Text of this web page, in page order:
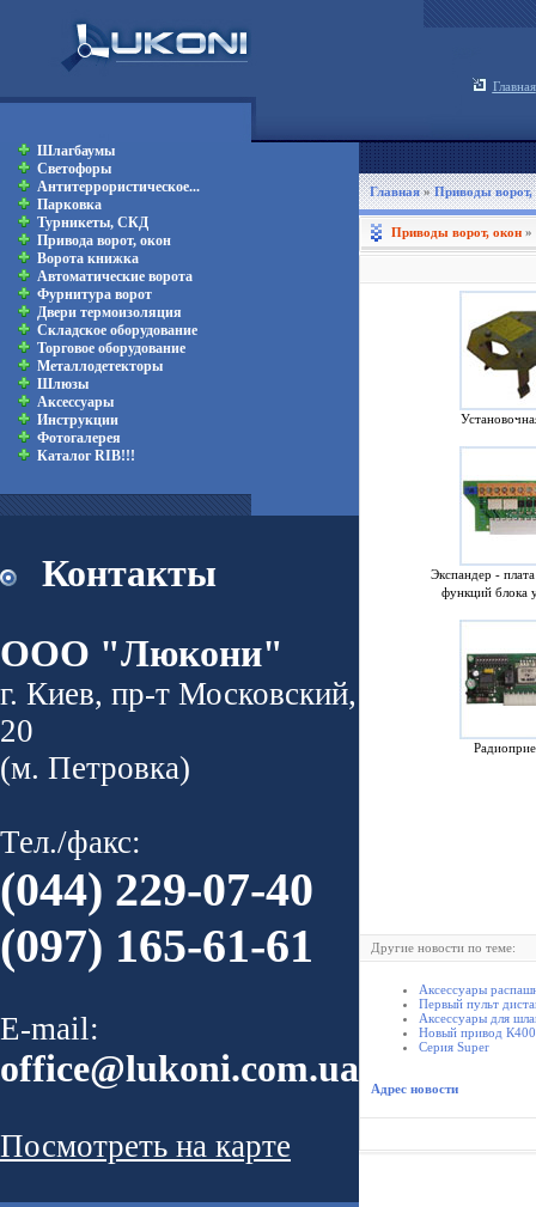
Главная
Шлагбаумы
Светофоры
Антитеррористическое...
Парковка
Турникеты, СКД
Привода ворот, окон
Ворота книжка
Автоматические ворота
Фурнитура ворот
Двери термоизоляция
Складское оборудование
Торговое оборудование
Металлодетекторы
Шлюзы
Аксессуары
Инструкции
Фотогалерея
Каталог RIB!!!
Контакты
ООО "Люкони"
г. Киев, пр-т Московский,
20
(м. Петровка)
Тел./факс:
(044) 229-07-40
(097) 165-61-61
E-mail:
office@lukoni.com.ua
Посмотреть на карте
Главная»Приводы ворот,
Приводы ворот, окон »
Экспандер -
функций блока
Другие новости по теме:
Аксессуары
Первый пульт
Аксессуары для
Новый привод К400
Серия Super
Адрес новости